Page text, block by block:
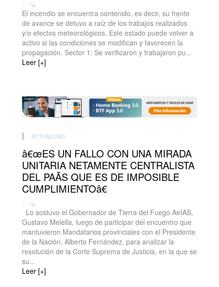
| -
El incendio se encuentra contenido, es decir, su frente
de avance se detuvo a raíz de los trabajos realizados
y/o efectos meteorológicos. Este estado puede volver a
activo si las condiciones se modifican y favorecen la
propagación. Sector 1: Se verificaron y trabajaron pu...
Leer [+]
ACTUALIDAD
â€œES UN FALLO CON UNA MIRADA
UNITARIA NETAMENTE CENTRALISTA
DEL PAÃS QUE ES DE IMPOSIBLE
CUMPLIMIENTOâ€
| -
Lo sostuvo el Gobernador de Tierra del Fuego AeIAS,
Gustavo Melella, luego de participar del encuentro que
mantuvieron Mandatarios provinciales con el Presidente
de la Nación, Alberto Fernández, para analizar la
resolución de la Corte Suprema de Justicia, en la que se
su...
Leer [+]